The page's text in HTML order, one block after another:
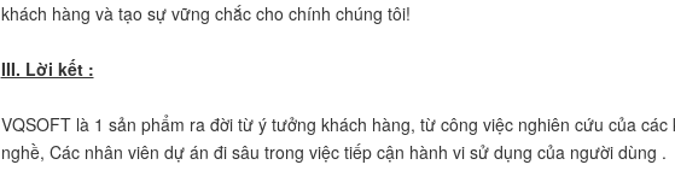
khách hàng và tạo sự vững chắc cho chính chúng tôi!
III. Lời kết :
VQSOFT là 1 sản phẩm ra đời từ ý tưởng khách hàng, từ công việc nghiên cứu của
nghề, Các nhân viên dự án đi sâu trong việc tiếp cận hành vi sử dụng của người dùng .